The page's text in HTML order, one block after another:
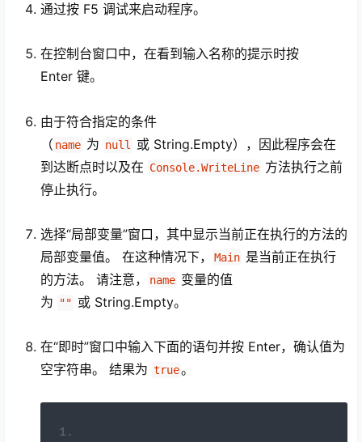
通过按 F5 调试来启动程序。
在控制台窗口中，在看到输入名称的提示时按
Enter 键。
由于符合指定的条件
（ name 为 null
或 String.Empty），因此程序会在
到达断点时以及在 Console.WriteLine 方法执行之前
停止执行。
选择“局部变量”窗口，其中显示当前正在执行的方法的
局部变量值。 在这种情况下，
Main 是当前正在执行
的方法。 请注意，
name 变量的值
为
"" 或 String.Empty。
在“即时”窗口中输入下面的语句并按 Enter，确认值为
空字符串。 结果为 true。